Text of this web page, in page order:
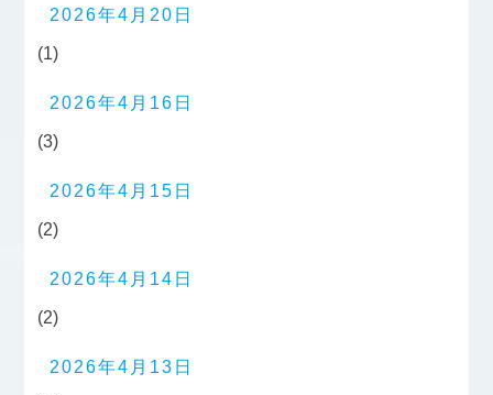
2026年4月20日
(1)
2026年4月16日
(3)
2026年4月15日
(2)
2026年4月14日
(2)
2026年4月13日